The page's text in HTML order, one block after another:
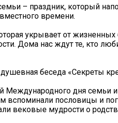
– праздник, который
времени.
укрывает от
Дома нас ждут те, кто
беседа «Секреты
Международного дня семьи
вспоминали пословицы и
вековые мудрости о